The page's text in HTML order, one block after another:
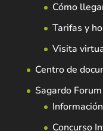
Cómo
Tarifas y
Visita
Centro de
Sagardo Forum
Concurso